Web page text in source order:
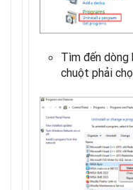
Tìm đến
chuột phải